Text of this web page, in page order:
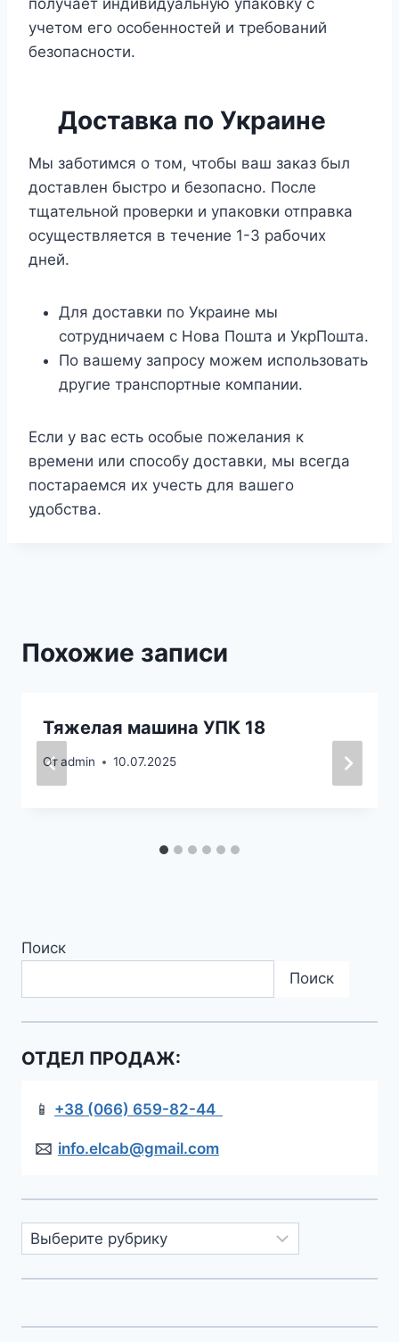
учетом его особенностей и требований
безопасности.
Доставка по Украине
Мы заботимся о том, чтобы ваш заказ был
доставлен быстро и безопасно. После
тщательной проверки и упаковки отправка
осуществляется в течение 1-3 рабочих
дней.
Для доставки по Украине мы
сотрудничаем с Нова Пошта и УкрПошта.
По вашему запросу можем использовать
другие транспортные компании.
Если у вас есть особые пожелания к
времени или способу доставки, мы всегда
постараемся их учесть для вашего
удобства.
Похожие записи
Тяжелая машина УПК 18
Отadmin 10.07.2025
Поиск
Поиск
ОТДЕЛ ПРОДАЖ:
📱 +38 (066) 659-82-44
🖂 info.elcab@gmail.com
Рубрики